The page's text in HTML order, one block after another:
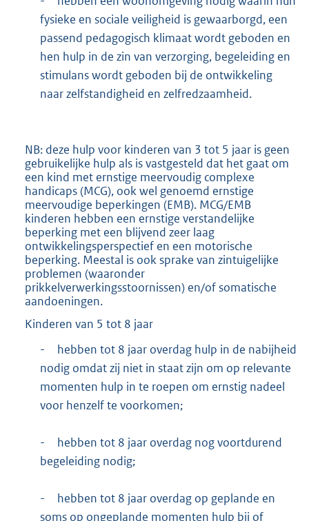
fysieke en sociale veiligheid is gewaarborgd, een
passend pedagogisch klimaat wordt geboden en
hen hulp in de zin van verzorging, begeleiding en
stimulans wordt geboden bij de ontwikkeling
naar zelfstandigheid en zelfredzaamheid.
NB: deze hulp voor kinderen van 3 tot 5 jaar is geen
gebruikelijke hulp als is vastgesteld dat het gaat om
een kind met ernstige meervoudig complexe
handicaps (MCG), ook wel genoemd ernstige
meervoudige beperkingen (EMB). MCG/EMB
kinderen hebben een ernstige verstandelijke
beperking met een blijvend zeer laag
ontwikkelingsperspectief en een motorische
beperking. Meestal is ook sprake van zintuigelijke
problemen (waaronder
prikkelverwerkingsstoornissen) en/of somatische
aandoeningen.
Kinderen van 5 tot 8 jaar
-
hebben tot 8 jaar overdag hulp in de nabijheid
nodig omdat zij niet in staat zijn om op relevante
momenten hulp in te roepen om ernstig nadeel
voor henzelf te voorkomen;
-
hebben tot 8 jaar overdag nog voortdurend
begeleiding nodig;
-
hebben tot 8 jaar overdag op geplande en
soms op ongeplande momenten hulp bij of